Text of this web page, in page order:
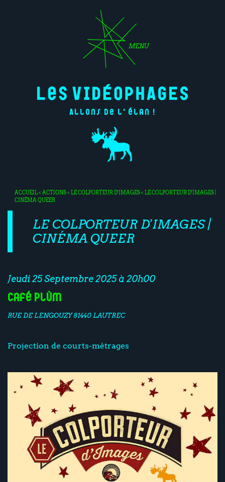
MENU
Allons de l'élan !
ACCUEIL<ACTIONS< LE COLPORTEUR D'IMAGES< LE COLPORTEUR D'IMAGES |
CINÉMA QUEER
LE COLPORTEUR D'IMAGES |
CINÉMA QUEER
Jeudi 25 Septembre 2025 à 20h00
Café Plùm
RUE DE LENGOUZY 81440 LAUTREC
Projection de courts-métrages